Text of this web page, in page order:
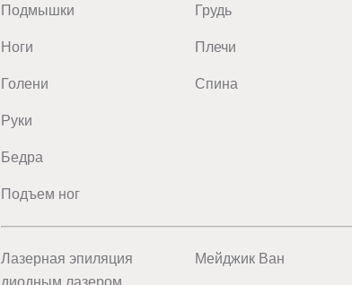
Подмышки
Ноги
Голени
Руки
Бедра
Подъем ног
Грудь
Плечи
Спина
Лазерная эпиляция
Мейджик Ван